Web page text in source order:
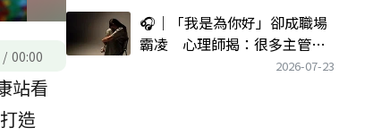
/ 00:00
站看
造
🎧｜「我是為你好」卻成職場
霸凌 心理師揭：很多主管不
2026-07-23